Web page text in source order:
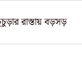
রাস্তায় বড়সড়